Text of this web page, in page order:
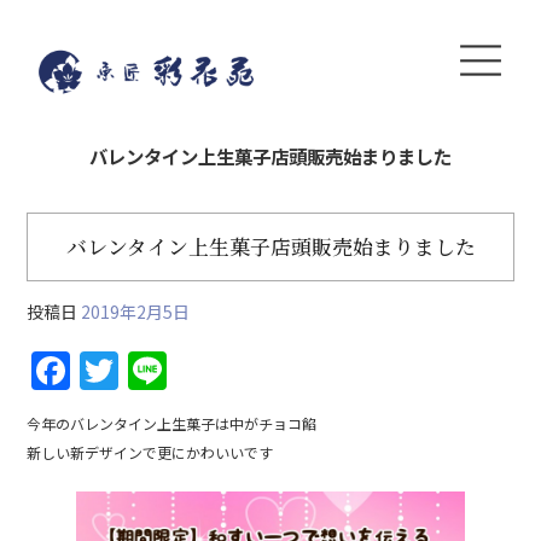
バレンタイン上生菓子店頭販売始まりました
バレンタイン上生菓子店頭販売始まりました
投稿日 2019年2月5日
F
a
c
e
b
T
w
itt
er
n
e
今年のバレンタイン上生菓子は中がチョコ餡
新しい新デザインで更にかわいいです